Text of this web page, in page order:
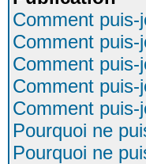
Comment
Comment
Comment
Comment
Comment
Pourquoi ne
Pourquoi ne